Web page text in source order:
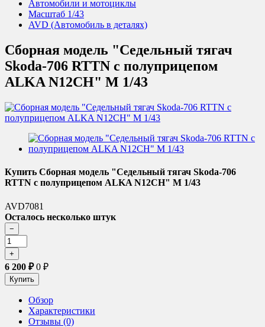
Автомобили и мотоциклы
Масштаб 1/43
AVD (Автомобиль в деталях)
Сборная модель "Седельный тягач
Skoda-706 RTTN с полуприцепом
ALKA N12CH" М 1/43
Купить Сборная модель "Седельный тягач Skoda-706
RTTN с полуприцепом ALKA N12CH" М 1/43
AVD7081
Осталось несколько штук
6 200 ₽0 ₽
Обзор
Характеристики
Отзывы (0)